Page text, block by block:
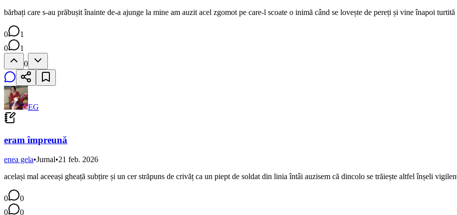
bărbați care s-au prăbușit înainte de-a ajunge la mine am auzit acel zgomot pe care-l scoate o inimă când se lovește de pereți și vine înapoi
0
1
0
1
0
EG
eram împreună
enea gela•Jurnal•21 feb. 2026
același mal aceeași gheață subțire și un cer străpuns de crivăț ca un piept de soldat din linia întâi auzisem că dincolo se trăiește altfel înșeli
0
0
0
0